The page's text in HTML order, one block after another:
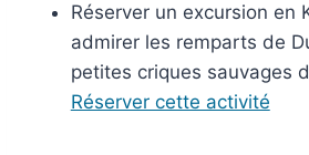
Réserver un excursion en
admirer les remparts de
petites criques sauvages
Réserver cette activité